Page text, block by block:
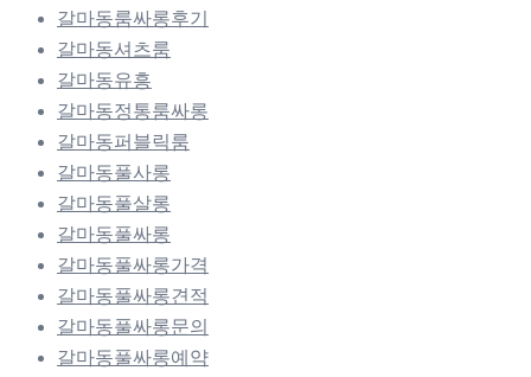
갈마동룸싸롱후기
갈마동셔츠룸
갈마동유흥
갈마동정통룸싸롱
갈마동퍼블릭룸
갈마동풀사롱
갈마동풀살롱
갈마동풀싸롱
갈마동풀싸롱가격
갈마동풀싸롱견적
갈마동풀싸롱문의
갈마동풀싸롱예약